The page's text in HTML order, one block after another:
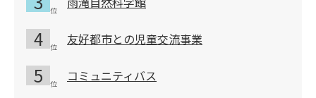
友好都市との児童交流事業
コミュニティバス